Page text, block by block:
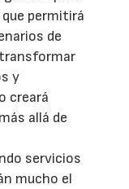
permitirá
de
y
creará
allá de
servicios
mucho el